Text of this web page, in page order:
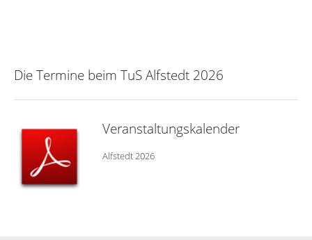
Die Termine beim TuS Alfstedt 2026
Veranstaltungskalender
Alfstedt 2026